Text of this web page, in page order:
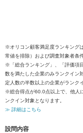
※オリコン顧客満足度ランキング
常値を排除）および調査対象者条
※「総合ランキング」、「評価項
数を満たした企業のみランクイン
定人数の半数以上の企業がランク
※総合得点が60.0点以上で、他人
ンクイン対象となります。
≫ 詳細はこちら
設問内容